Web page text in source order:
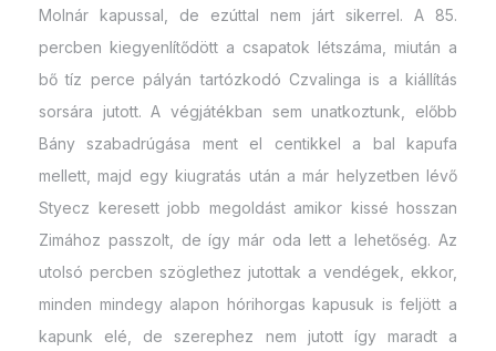
Molnár kapussal, de ezúttal nem járt sikerrel. A 85.
percben kiegyenlítődött a csapatok létszáma, miután a
bő tíz perce pályán tartózkodó Czvalinga is a kiállítás
sorsára jutott. A végjátékban sem unatkoztunk, előbb
Bány szabadrúgása ment el centikkel a bal kapufa
mellett, majd egy kiugratás után a már helyzetben lévő
Styecz keresett jobb megoldást amikor kissé hosszan
Zimához passzolt, de így már oda lett a lehetőség. Az
utolsó percben szöglethez jutottak a vendégek, ekkor,
minden mindegy alapon hórihorgas kapusuk is feljött a
kapunk elé, de szerephez nem jutott így maradt a